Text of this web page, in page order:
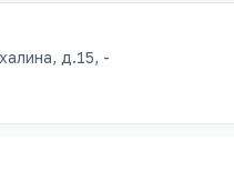
д.15, -